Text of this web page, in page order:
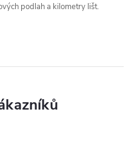
podlah a kilometry lišt.